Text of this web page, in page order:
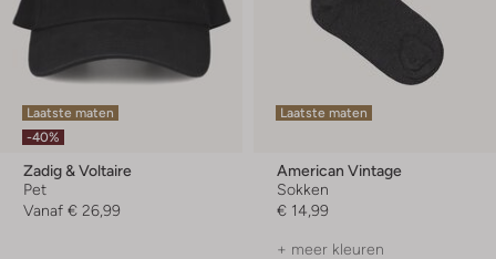
Laatste maten
-40%
Zadig & Voltaire
Pet
Vanaf € 26,99
Laatste maten
American Vintage
Sokken
€ 14,99
+ meer kleuren